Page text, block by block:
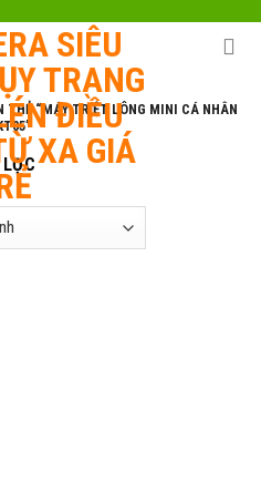
THẺ “MÁY TRIỆT LÔNG MINI CÁ NHÂN
LỌC